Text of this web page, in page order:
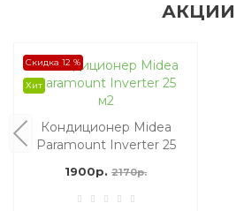
АКЦИИ
Скидка 12 %
Хит
Кондиционер Midea
Paramount Inverter 25
1900р. 2170р.